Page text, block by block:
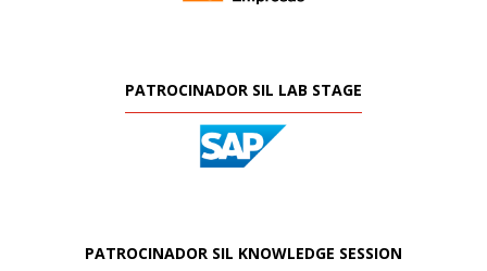
PATROCINADOR SIL LAB STAGE
PATROCINADOR SIL KNOWLEDGE SESSION